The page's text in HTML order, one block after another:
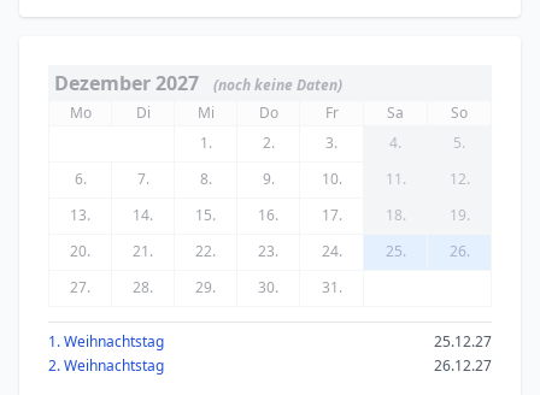
Dezember 2027
(noch keine Daten)
Mo
Di Mi Do Fr Sa
So
1.
2. 3. 4.
5.
6.
7. 8. 9. 10. 11.
12.
13.
14. 15. 16. 17. 18.
19.
20.
21. 22. 23. 24. 25.
26.
27.
28. 29. 30. 31.
1. Weihnachtstag
25.12.27
2. Weihnachtstag
26.12.27